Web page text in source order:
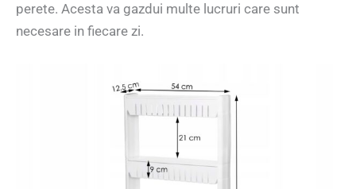
perete. Acesta va gazdui multe lucruri care sunt
necesare in fiecare zi.